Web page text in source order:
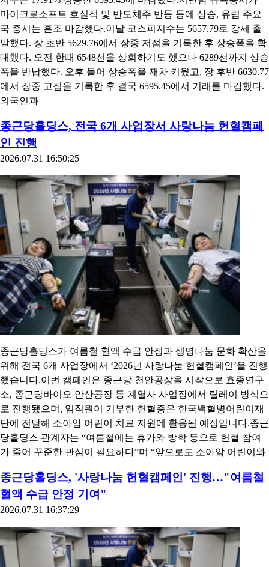
마이크로소프트 호실적 및 반도체주 반등 등에 상승, 유럽 주요
국 증시는 혼조 마감했다.이날 코스피지수는 5657.79로 강세 출
발했다. 장 초반 5629.76에서 장중 저점을 기록한 후 상승폭을 확
대했다. 오전 한때 6548선을 상회하기도 했으나 6289선까지 상승
폭을 반납했다. 오후 들어 상승폭을 재차 키웠고, 장 후반 6630.77
에서 장중 고점을 기록한 후 결국 6595.45에서 거래를 마감했다.
외국인과
종근당홀딩스, 전국 6개 사업장서 사랑나눔 헌혈캠페
인 진행
2026.07.31 16:50:25
종근당홀딩스가 여름철 혈액 수급 안정과 생명나눔 문화 확산을
위해 전국 6개 사업장에서 ‘2026년 사랑나눔 헌혈캠페인’을 진행
했습니다.이번 캠페인은 종근당 천안공장을 시작으로 효종연구
소, 종근당바이오 안산공장 등 계열사 사업장에서 릴레이 방식으
로 진행됐으며, 임직원이 기부한 헌혈증은 한국백혈병어린이재
단에 전달해 소아암 어린이 치료 지원에 활용될 예정입니다.종근
당홀딩스 관계자는 “여름철에는 휴가와 방학 등으로 헌혈 참여
가 줄어 꾸준한 관심이 필요하다”며 “앞으로도 소아암 어린이와
종근당홀딩스, '사랑나눔 헌혈캠페인' 진행…"여름철
혈액 수급 안정 기여"
2026.07.31 16:37:29